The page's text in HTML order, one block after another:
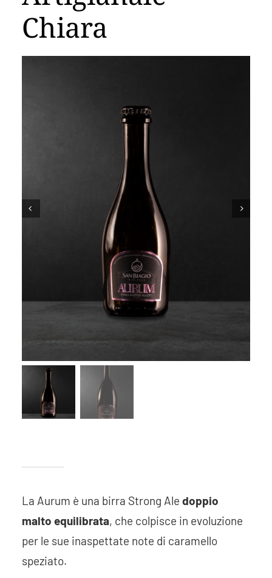
Chiara
 
La Aurum è una birra Strong Ale doppio
malto equilibrata, che colpisce in evoluzione
per le sue inaspettate note di caramello
speziato.